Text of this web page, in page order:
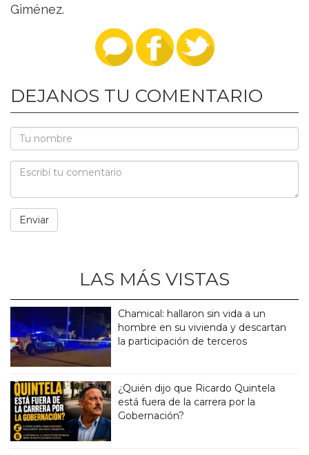
Giménez.
DEJANOS TU COMENTARIO
LAS MÁS VISTAS
Chamical: hallaron sin vida a un
hombre en su vivienda y descartan
la participación de terceros
¿Quién dijo que Ricardo Quintela
está fuera de la carrera por la
Gobernación?